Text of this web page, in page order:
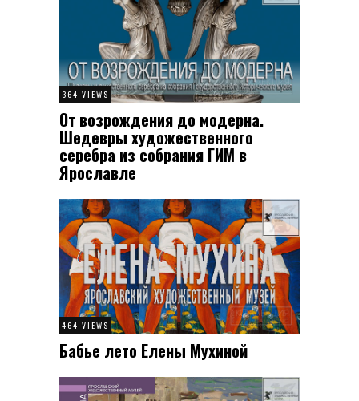
364 VIEWS
От возрождения до модерна.
Шедевры художественного
серебра из собрания ГИМ в
Ярославле
464 VIEWS
Бабье лето Елены Мухиной